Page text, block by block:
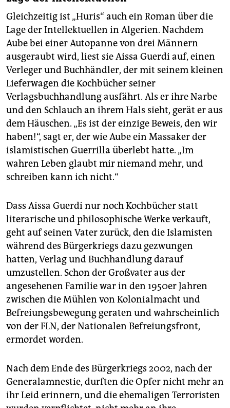
Gleichzeitig ist „Huris“ auch ein Roman über die
Lage der Intellektuellen in Algerien. Nachdem
Aube bei einer Autopanne von drei Männern
ausgeraubt wird, liest sie Aissa Guerdi auf, einen
Verleger und Buchhändler, der mit seinem kleinen
Lieferwagen die Kochbücher seiner
Verlagsbuchhandlung ausfährt. Als er ihre Narbe
und den Schlauch an ihrem Hals sieht, gerät er aus
dem Häuschen. „Es ist der einzige Beweis, den wir
haben!“, sagt er, der wie Aube ein Massaker der
islamistischen Guerrilla überlebt hatte. „Im
wahren Leben glaubt mir niemand mehr, und
schreiben kann ich nicht.“
Dass Aissa Guerdi nur noch Kochbücher statt
literarische und philosophische Werke verkauft,
geht auf seinen Vater zurück, den die Islamisten
während des Bürgerkriegs dazu gezwungen
hatten, Verlag und Buchhandlung darauf
umzustellen. Schon der Großvater aus der
angesehenen Familie war in den 1950er Jahren
zwischen die Mühlen von Kolonialmacht und
Befreiungsbewegung geraten und wahrscheinlich
von der FLN, der Nationalen Befreiungsfront,
ermordet worden.
Nach dem Ende des Bürgerkriegs 2002, nach der
Generalamnestie, durften die Opfer nicht mehr an
ihr Leid erinnern, und die ehemaligen Terroristen